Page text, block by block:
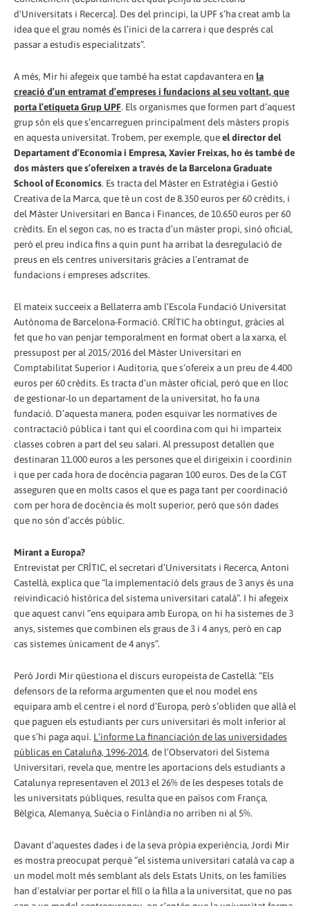
d'Universitats i Recerca]. Des del principi, la UPF s’ha creat amb la
idea que el grau només és l’inici de la carrera i que després cal
passar a estudis especialitzats”.
A més, Mir hi afegeix que també ha estat capdavantera en la
creació d’un entramat d’empreses i fundacions al seu voltant, que
porta l’etiqueta Grup UPF. Els organismes que formen part d’aquest
grup són els que s’encarreguen principalment dels màsters propis
en aquesta universitat. Trobem, per exemple, queel director del
Departament d’Economia i Empresa, Xavier Freixas, ho és també de
dos màsters que s’ofereixen a través de la Barcelona Graduate
School of Economics. Es tracta del Màster en Estratègia i Gestió
Creativa de la Marca, que té un cost de 8.350 euros per 60 crèdits, i
del Màster Universitari en Banca i Finances, de 10.650 euros per 60
crèdits. En el segon cas, no es tracta d’un màster propi, sinó oficial,
però el preu indica fins a quin punt ha arribat la desregulació de
preus en els centres universitaris gràcies a l’entramat de
fundacions i empreses adscrites.
El mateix succeeix a Bellaterra amb l’Escola Fundació Universitat
Autònoma de Barcelona-Formació. CRÍTIC ha obtingut, gràcies al
fet que ho van penjar temporalment en format obert a la xarxa, el
pressupost per al 2015/2016 del Màster Universitari en
Comptabilitat Superior i Auditoria, que s’ofereix a un preu de 4.400
euros per 60 crèdits. Es tracta d’un màster oficial, però que en lloc
de gestionar-lo un departament de la universitat, ho fa una
fundació. D’aquesta manera, poden esquivar les normatives de
contractació pública i tant qui el coordina com qui hi imparteix
classes cobren a part del seu salari. Al pressupost detallen que
destinaran 11.000 euros a les persones que el dirigeixin i coordinin
i que per cada hora de docència pagaran 100 euros. Des de la CGT
asseguren que en molts casos el que es paga tant per coordinació
com per hora de docència és molt superior, però que són dades
que no són d’accés públic.
Mirant a Europa?
Entrevistat per CRÍTIC, el secretari d’Universitats i Recerca, Antoni
Castellà, explica que “la implementació dels graus de 3 anys és una
reivindicació històrica del sistema universitari català”. I hi afegeix
que aquest canvi “ens equipara amb Europa, on hi ha sistemes de 3
anys, sistemes que combinen els graus de 3 i 4 anys, però en cap
cas sistemes únicament de 4 anys”.
Però Jordi Mir qüestiona el discurs europeista de Castellà: “Els
defensors de la reforma argumenten que el nou model ens
equipara amb el centre i el nord d’Europa, però s’obliden que allà el
que paguen els estudiants per curs universitari és molt inferior al
que s’hi paga aquí. L’informe La financiación de las universidades
públicas en Cataluña, 1996-2014, de l’Observatori del Sistema
Universitari, revela que, mentre les aportacions dels estudiants a
Catalunya representaven el 2013 el 26% de les despeses totals de
les universitats públiques, resulta que en països com França,
Bèlgica, Alemanya, Suècia o Finlàndia no arriben ni al 5%.
Davant d’aquestes dades i de la seva pròpia experiència, Jordi Mir
es mostra preocupat perquè “el sistema universitari català va cap a
un model molt més semblant als dels Estats Units, on les famílies
han d’estalviar per portar el fill o la filla a la universitat, que no pas